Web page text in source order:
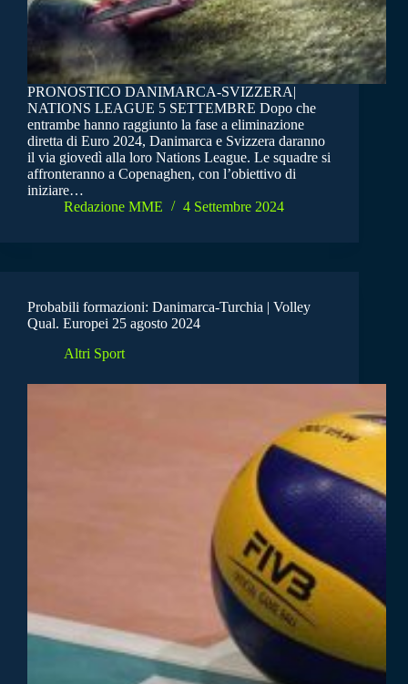
PRONOSTICO DANIMARCA-SVIZZERA|
NATIONS LEAGUE 5 SETTEMBRE Dopo che
entrambe hanno raggiunto la fase a eliminazione
diretta di Euro 2024, Danimarca e Svizzera daranno
il via giovedì alla loro Nations League. Le squadre si
affronteranno a Copenaghen, con l’obiettivo di
iniziare…
Redazione MME
4 Settembre 2024
Probabili formazioni: Danimarca-Turchia | Volley
Qual. Europei 25 agosto 2024
Altri Sport